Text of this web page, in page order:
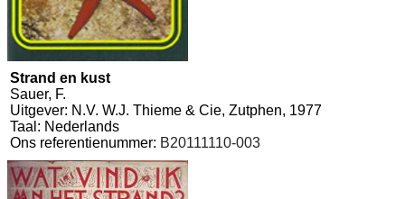
Strand en kust
Sauer, F.
Uitgever: N.V. W.J. Thieme & Cie, Zutphen, 1977
Taal: Nederlands
Ons referentienummer: B20111110-003